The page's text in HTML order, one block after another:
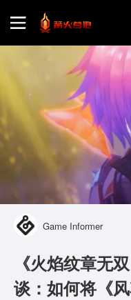
游戏评测
地图攻略
Game Informer
《火焰纹章无
谈：如何将《